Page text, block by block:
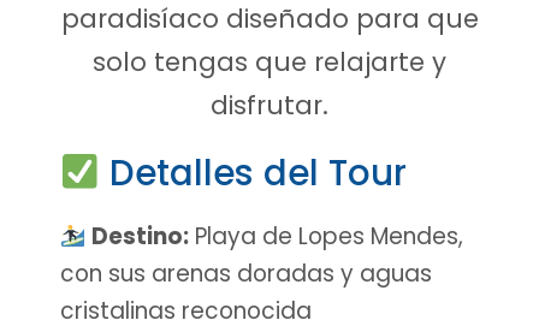
paradisíaco diseñado para que
solo tengas que relajarte y
disfrutar.
Detalles del Tour
Destino: Playa de Lopes Mendes,
con sus arenas doradas y aguas
cristalinas reconocida